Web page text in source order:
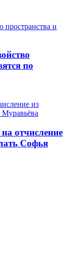
по
отчисление
Софья